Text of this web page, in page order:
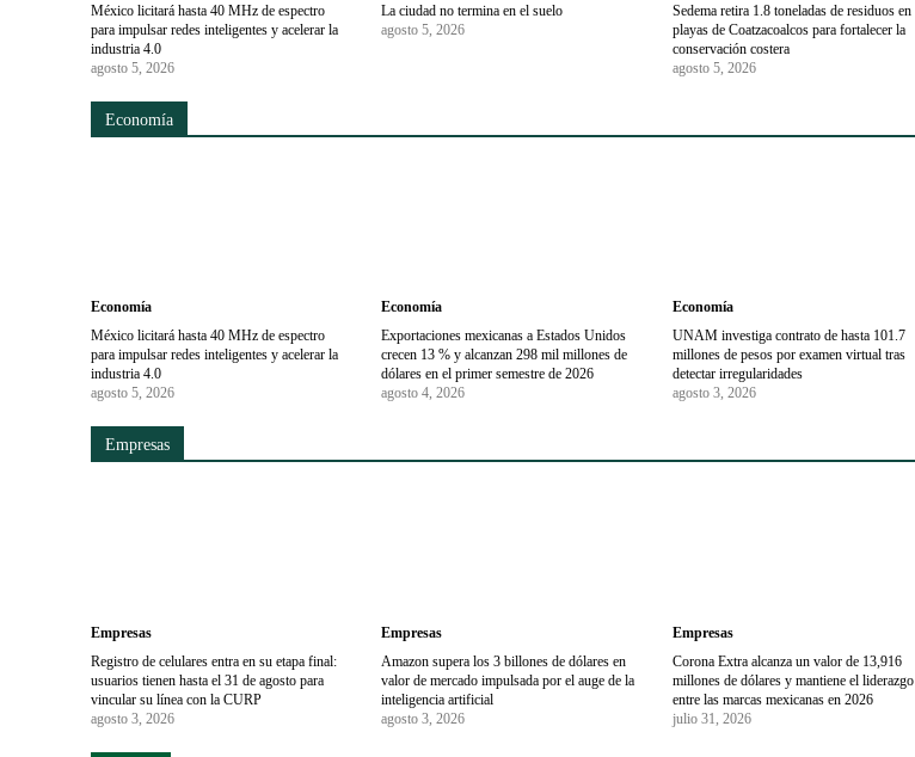
México licitará hasta 40 MHz de espectro
para impulsar redes inteligentes y acelerar la
industria 4.0
agosto 5, 2026
La ciudad no termina en el suelo
agosto 5, 2026
Sedema retira 1.8 toneladas de residuos en
playas de Coatzacoalcos para fortalecer la
conservación costera
agosto 5, 2026
Economía
Economía
México licitará hasta 40 MHz de espectro
para impulsar redes inteligentes y acelerar la
industria 4.0
agosto 5, 2026
Economía
Exportaciones mexicanas a Estados Unidos
crecen 13 % y alcanzan 298 mil millones de
dólares en el primer semestre de 2026
agosto 4, 2026
Economía
UNAM investiga contrato de hasta 101.7
millones de pesos por examen virtual tras
detectar irregularidades
agosto 3, 2026
Empresas
Empresas
Registro de celulares entra en su etapa final:
usuarios tienen hasta el 31 de agosto para
vincular su línea con la CURP
agosto 3, 2026
Empresas
Amazon supera los 3 billones de dólares en
valor de mercado impulsada por el auge de la
inteligencia artificial
agosto 3, 2026
Empresas
Corona Extra alcanza un valor de 13,916
millones de dólares y mantiene el liderazgo
entre las marcas mexicanas en 2026
julio 31, 2026